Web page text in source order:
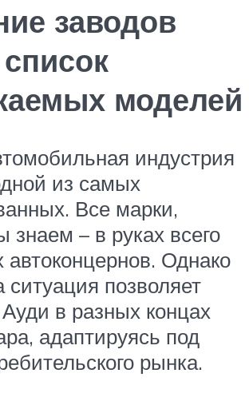
заводов
моделей
индустрия
из самых
Все марки,
знаем – в руках всего
автоконцернов. Однако
ситуация позволяет
в разных концах
адаптируясь под
рынка.